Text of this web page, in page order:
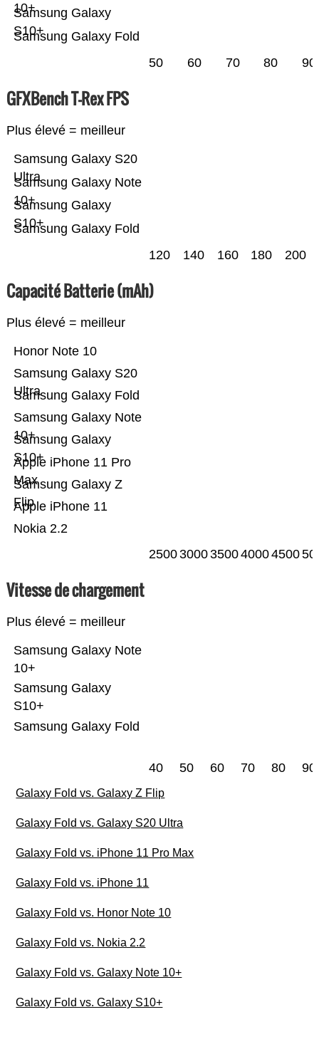
Samsung Galaxy Fold
Samsung Galaxy
S10+
10+
50 60 70 80 90
GFXBench T-Rex FPS
Plus élevé = meilleur
Samsung Galaxy Fold
Samsung Galaxy
S10+
Samsung Galaxy Note
10+
Samsung Galaxy S20
Ultra
120 140 160 180 200
Capacité Batterie (mAh)
Plus élevé = meilleur
Nokia 2.2
Apple iPhone 11
Samsung Galaxy Z
Flip
Apple iPhone 11 Pro
Max
Samsung Galaxy
S10+
Samsung Galaxy Note
10+
Samsung Galaxy Fold
Samsung Galaxy S20
Ultra
Honor Note 10
25003000350040004500
Vitesse de chargement
Plus élevé = meilleur
Samsung Galaxy Fold
Samsung Galaxy
S10+
Samsung Galaxy Note
10+
40 50 60 70 80 90
Galaxy Fold vs. Galaxy Z Flip
Galaxy Fold vs. Galaxy S20 Ultra
Galaxy Fold vs. iPhone 11 Pro Max
Galaxy Fold vs. iPhone 11
Galaxy Fold vs. Honor Note 10
Galaxy Fold vs. Nokia 2.2
Galaxy Fold vs. Galaxy Note 10+
Galaxy Fold vs. Galaxy S10+